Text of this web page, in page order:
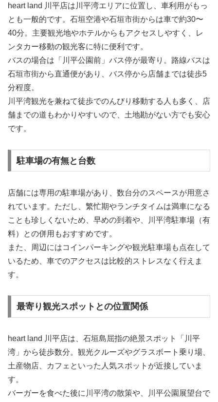
heart land 川平店は川平湾エリアに位置し、車利用がもっ
とも一般的です。石垣空港や石垣市街からは車で約30〜
40分。主要観光地やホテルからもアクセスしやすく、レ
ンタカー移動の観光客に特に便利です。
バスの場合は「川平公園前」バス停が最寄り。路線バスは
石垣市街から直通便があり、バス停から店舗までは徒歩5
分程度。
川平湾観光を兼ねて徒歩でのんびり移動する人も多く、店
舗までの道もわかりやすいので、土地勘がない方でも安心
です。
駐車場の有無と台数
店舗には専用の駐車場があり、数台分のスペースが用意さ
れています。ただし、繁忙期やランチタイムは満車になる
ことも珍しくないため、早めの到着や、川平湾駐車場（有
料）との併用もおすすめです。
また、周辺にはコインパーキングや観光駐車場も点在して
いるため、車でのアクセスは比較的ストレスなく行えま
す。
最寄り観光スポットとの位置関係
heart land 川平店は、石垣島屈指の絶景スポット「川平
湾」から徒歩数分。観光クルーズやグラスボート乗り場、
土産物店、カフェといった人気スポットが近接していま
す。
バーガーを食べた後に川平湾の散策や、川平公園展望台で